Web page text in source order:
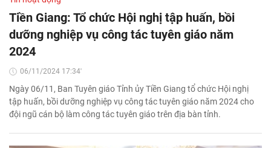
Tiền Giang: Tổ chức Hội nghị tập huấn, bồi
dưỡng nghiệp vụ công tác tuyên giáo năm
2024
06/11/2024 17:34'
Ngày 06/11, Ban Tuyên giáo Tỉnh ủy Tiền Giang tổ chức Hội nghị
tập huấn, bồi dưỡng nghiệp vụ công tác tuyên giáo năm 2024 cho
đội ngũ cán bộ làm công tác tuyên giáo trên địa bàn tỉnh.